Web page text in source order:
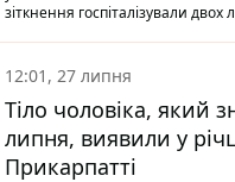
зіткнення госпіталізували двох
Також травми отримала водійка
автомобіля.
12:01, 27 липня
Тіло чоловіка, який
липня, виявили у
Прикарпатті